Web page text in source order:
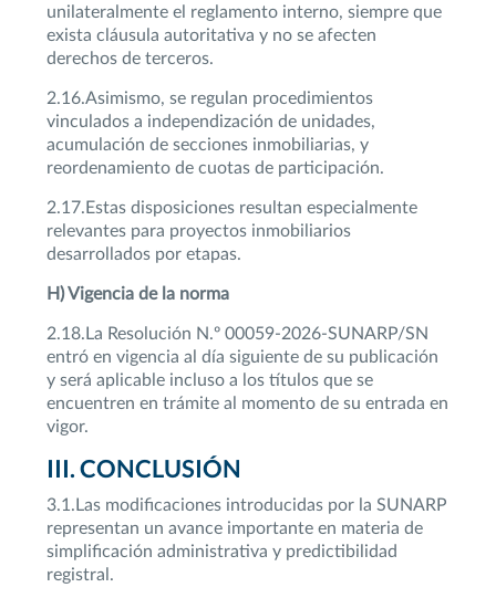
unilateralmente el reglamento interno, siempre que
exista cláusula autoritativa y no se afecten
derechos de terceros.
2.16.Asimismo, se regulan procedimientos
vinculados a independización de unidades,
acumulación de secciones inmobiliarias, y
reordenamiento de cuotas de participación.
2.17.Estas disposiciones resultan especialmente
relevantes para proyectos inmobiliarios
desarrollados por etapas.
H) Vigencia de la norma
2.18.La Resolución N.º 00059-2026-SUNARP/SN
entró en vigencia al día siguiente de su publicación
y será aplicable incluso a los títulos que se
encuentren en trámite al momento de su entrada en
vigor.
III. CONCLUSIÓN
3.1.Las modificaciones introducidas por la SUNARP
representan un avance importante en materia de
simplificación administrativa y predictibilidad
registral.